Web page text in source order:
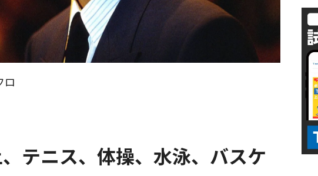
ロ
テニス、体操、水泳、バスケ